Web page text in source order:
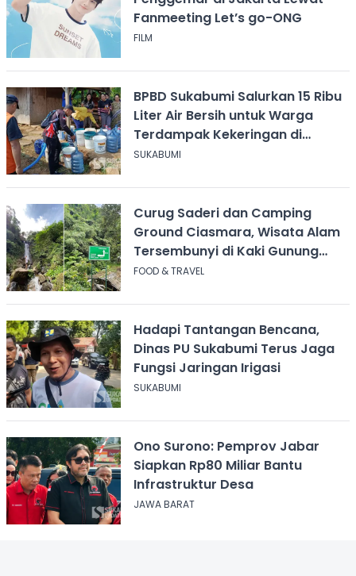
Fanmeeting Let’s go-ONG
FILM
BPBD Sukabumi Salurkan 15 Ribu
Liter Air Bersih untuk Warga
Terdampak Kekeringan di
Cicurug
SUKABUMI
Curug Saderi dan Camping
Ground Ciasmara, Wisata Alam
Tersembunyi di Kaki Gunung
Salak
FOOD & TRAVEL
Hadapi Tantangan Bencana,
Dinas PU Sukabumi Terus Jaga
Fungsi Jaringan Irigasi
SUKABUMI
Ono Surono: Pemprov Jabar
Siapkan Rp80 Miliar Bantu
Infrastruktur Desa
JAWA BARAT